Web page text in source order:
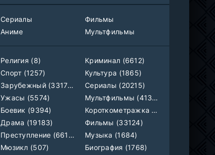
Правила моей кухни
Фильм
KimchiTV
Счастливы ли мы?
Фильм
WEB-Rip
Синема УС
Любовь на розлив
Фильм
WEB-Rip
Сериалы
Фильмы
Аниме
Мультфильмы
Религия (8)
Криминал (6612)
Спорт (1257)
Культура (1865)
Зарубежный (33179)
Сериалы (20215)
Ужасы (5574)
Мультфильмы (4133)
Боевик (9394)
Короткометражка (700)
Драма (19183)
Фильмы (33124)
Преступление (6612)
Музыка (1684)
Мюзикл (507)
Биография (1768)